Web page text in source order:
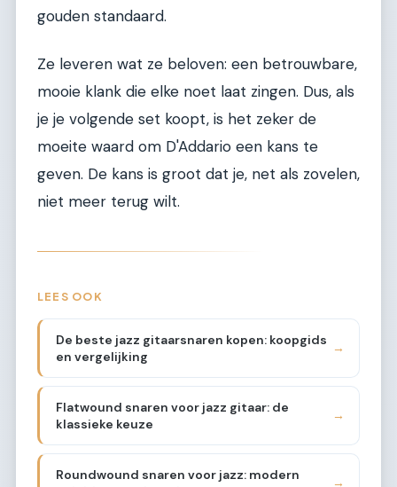
gouden standaard.
Ze leveren wat ze beloven: een betrouwbare,
mooie klank die elke noet laat zingen. Dus, als
je je volgende set koopt, is het zeker de
moeite waard om D'Addario een kans te
geven. De kans is groot dat je, net als zovelen,
niet meer terug wilt.
LEES OOK
De beste jazz gitaarsnaren kopen: koopgids
en vergelijking
→
Flatwound snaren voor jazz gitaar: de
klassieke keuze
→
Roundwound snaren voor jazz: modern
→